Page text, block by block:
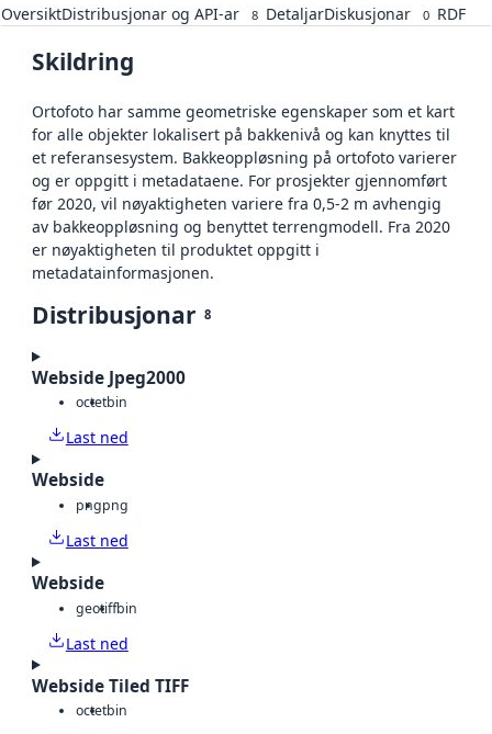
OversiktDistribusjonar og API-ar 8 DetaljarDiskusjonar 0 RDF
Skildring
Ortofoto har samme geometriske egenskaper som et kart
for alle objekter lokalisert på bakkenivå og kan knyttes til
et referansesystem. Bakkeoppløsning på ortofoto varierer
og er oppgitt i metadataene. For prosjekter gjennomført
før 2020, vil nøyaktigheten variere fra 0,5-2 m avhengig
av bakkeoppløsning og benyttet terrengmodell. Fra 2020
er nøyaktigheten til produktet oppgitt i
metadatainformasjonen.
Distribusjonar 8
Webside Jpeg2000
octetbin
Last ned
Webside
pngpng
Last ned
Webside
geotiffbin
Last ned
Webside Tiled TIFF
octetbin